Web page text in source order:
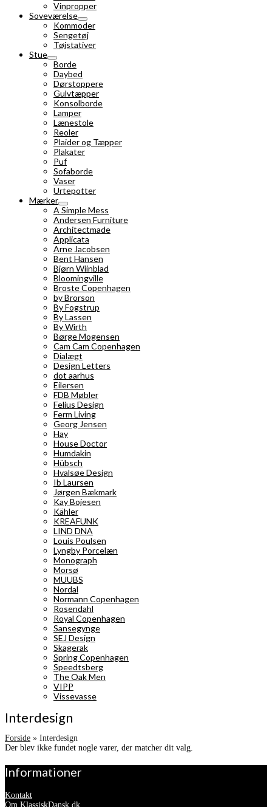
Vinpropper
Soveværelse
Kommoder
Sengetøj
Tøjstativer
Stue
Borde
Daybed
Dørstoppere
Gulvtæpper
Konsolborde
Lamper
Lænestole
Reoler
Plaider og Tæpper
Plakater
Puf
Sofaborde
Vaser
Urtepotter
Mærker
A Simple Mess
Andersen Furniture
Architectmade
Applicata
Arne Jacobsen
Bent Hansen
Bjørn Wiinblad
Bloomingville
Broste Copenhagen
by Brorson
By Fogstrup
By Lassen
By Wirth
Børge Mogensen
Cam Cam Copenhagen
Dialægt
Design Letters
dot aarhus
Eilersen
FDB Møbler
Felius Design
Ferm Living
Georg Jensen
Hay
House Doctor
Humdakin
Hübsch
Hvalsøe Design
Ib Laursen
Jørgen Bækmark
Kay Bojesen
Kähler
KREAFUNK
LIND DNA
Louis Poulsen
Lyngby Porcelæn
Monograph
Morsø
MUUBS
Nordal
Normann Copenhagen
Rosendahl
Royal Copenhagen
Sansegynge
SEJ Design
Skagerak
Spring Copenhagen
Speedtsberg
The Oak Men
VIPP
Vissevasse
Interdesign
Forside » Interdesign
Der blev ikke fundet nogle varer, der matcher dit valg.
Informationer
Kontakt
Om KlassiskDansk.dk